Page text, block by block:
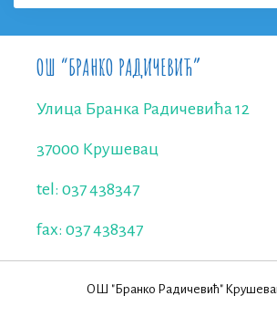
ОШ “БРАНКО РАДИЧЕВИЋ”
Улица Бранка Радичевића 12
37000 Крушевац
tel: 037 438347
fax: 037 438347
ОШ "Бранко Радичевић"